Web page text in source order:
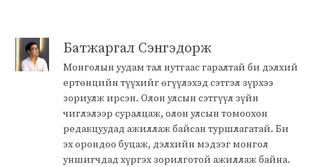
Батжаргал Сэнгэдорж
Монголын уудам тал нутгаас гаралтай би дэлхий
ертөнцийн түүхийг өгүүлэхэд сэтгэл зүрхээ
зориулж ирсэн. Олон улсын сэтгүүл зүйн
чиглэлээр суралцаж, олон улсын томоохон
редакцуудад ажиллаж байсан туршлагатай. Би
эх орондоо буцаж, дэлхийн мэдээг монгол
уншигчдад хүргэх зорилготой ажиллаж байна.